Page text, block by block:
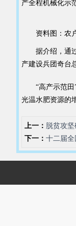
产全程机械化示
资料图：农
据介绍，通过
产建设兵团奇台
“高产示范田”
光温水肥资源的
上一： 脱贫攻
下一： 十二届全